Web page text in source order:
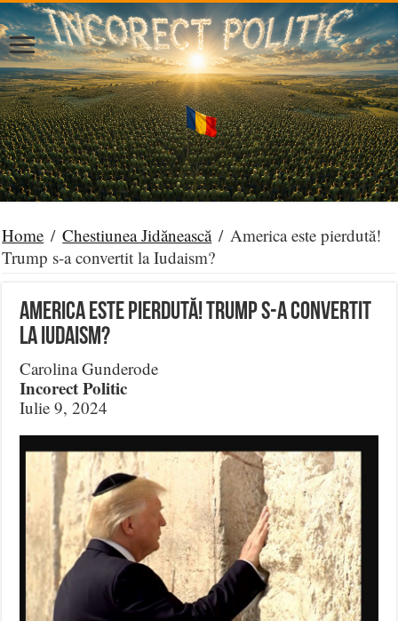
Home / Chestiunea Jidănească / America este pierdută!
Trump s-a convertit la Iudaism?
America este pierdută! Trump s-a convertit
la Iudaism?
Carolina Gunderode
Incorect Politic
Iulie 9, 2024